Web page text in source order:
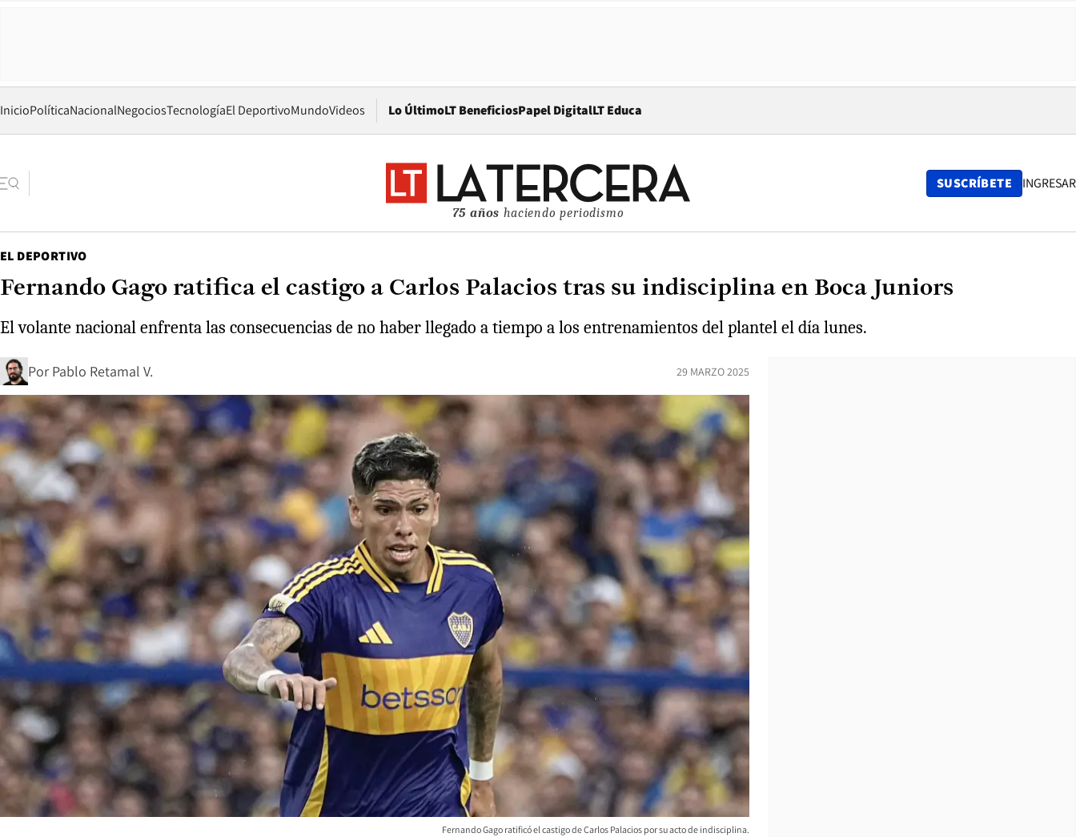
InicioPolíticaNacionalNegociosTecnologíaEl DeportivoMundoVideos Lo ÚltimoLT BeneficiosPapel DigitalOpens in new window
LT Educa
75 años haciendo periodismo
SUSCRÍBETE INGRESAR
EL DEPORTIVO
Fernando Gago ratifica el castigo a Carlos Palacios tras su indisciplina en Boca Juniors
El volante nacional enfrenta las consecuencias de no haber llegado a tiempo a los entrenamientos del plantel el día lunes.
Por Pablo Retamal V. 29 MARZO 2025
Fernando Gago ratificó el castigo de Carlos Palacios por su acto de indisciplina.